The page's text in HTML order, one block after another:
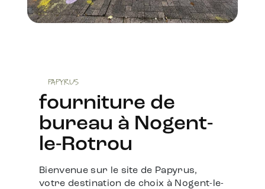
PAPYRUS
fourniture de
bureau à Nogent-
le-Rotrou
Bienvenue sur le site de Papyrus,
votre destination de choix à Nogent-le-